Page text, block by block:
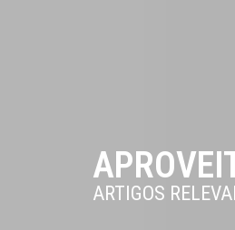
ARTIGOS